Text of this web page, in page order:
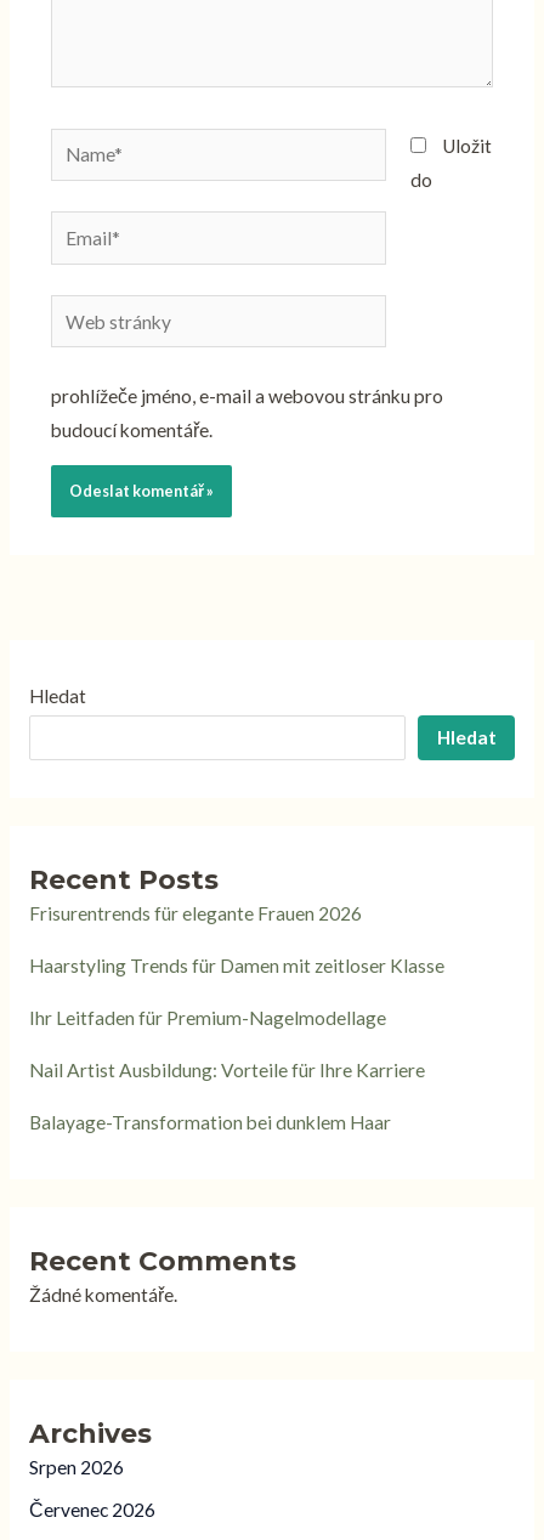
Name*
Email*
Web
stránky
Uložit
do
prohlížeče jméno, e-mail a webovou stránku pro
budoucí komentáře.
Hledat
Hledat
Recent Posts
Frisurentrends für elegante Frauen 2026
Haarstyling Trends für Damen mit zeitloser Klasse
Ihr Leitfaden für Premium-Nagelmodellage
Nail Artist Ausbildung: Vorteile für Ihre Karriere
Balayage-Transformation bei dunklem Haar
Recent Comments
Žádné komentáře.
Archives
Srpen 2026
Červenec 2026